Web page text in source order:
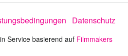
Datenschutz
Service basierend auf Filmmakers